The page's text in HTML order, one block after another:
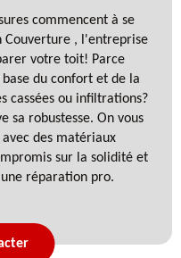
commencent à se
Couverture , l'entreprise
votre toit! Parce
base du confort et de la
cassées ou infiltrations?
robustesse. On vous
des matériaux
sur la solidité et
une réparation pro.